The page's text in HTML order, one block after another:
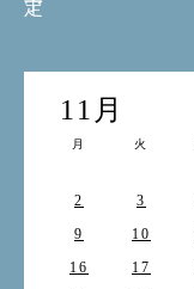
11月
月 火
2
3
9
10
16
17